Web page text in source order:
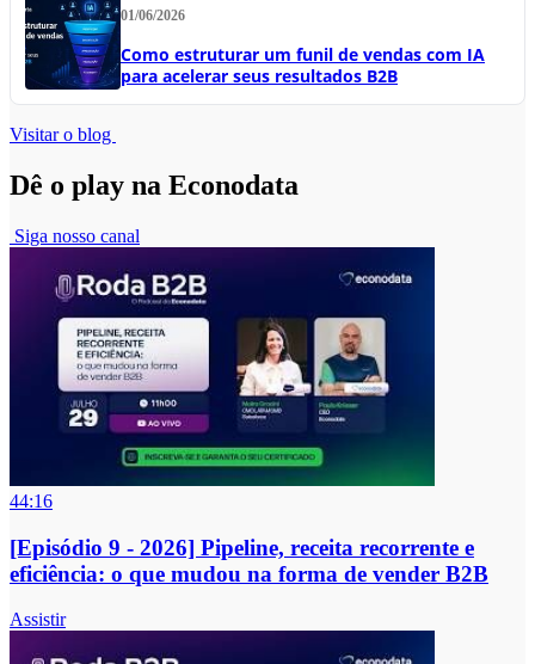
01/06/2026
Como estruturar um funil de vendas com IA
para acelerar seus resultados B2B
Visitar o blog
Dê o play na Econodata
Siga nosso canal
44:16
[Episódio 9 - 2026] Pipeline, receita recorrente e
eficiência: o que mudou na forma de vender B2B
Assistir